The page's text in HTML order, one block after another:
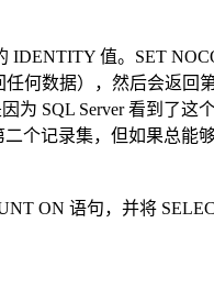
IDENTITY 值。SET
何数据），然后会返回
SQL Server 看到了这
个记录集，但如果总能
ON 语句，并将